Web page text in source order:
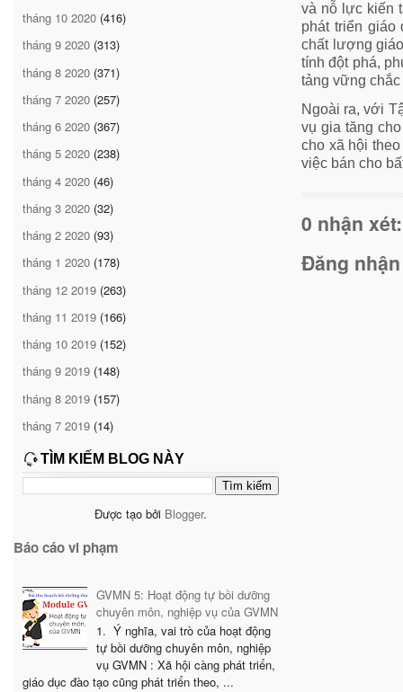
tháng 10 2020 (416)
tháng 9 2020 (313)
tháng 8 2020 (371)
tháng 7 2020 (257)
tháng 6 2020 (367)
tháng 5 2020 (238)
tháng 4 2020 (46)
tháng 3 2020 (32)
tháng 2 2020 (93)
tháng 1 2020 (178)
tháng 12 2019 (263)
tháng 11 2019 (166)
tháng 10 2019 (152)
tháng 9 2019 (148)
tháng 8 2019 (157)
tháng 7 2019 (14)
TÌM KIẾM BLOG NÀY
Được tạo bởi Blogger.
Báo cáo vi phạm
GVMN 5: Hoạt động tự bồi dưỡng
chuyên môn, nghiệp vụ của GVMN
1. Ý nghĩa, vai trò của hoạt động
tự bồi dưỡng chuyên môn, nghiệp
vụ GVMN : Xã hội càng phát triển,
giáo dục đào tạo cũng phát triển theo, ...
và nỗ lực kiến
phát triển giáo
chất lượng
tính đột phá,
tảng vững
Ngoài ra, với
vụ gia tăng
cho xã hội
việc bán cho
0 nhận xét:
Đăng